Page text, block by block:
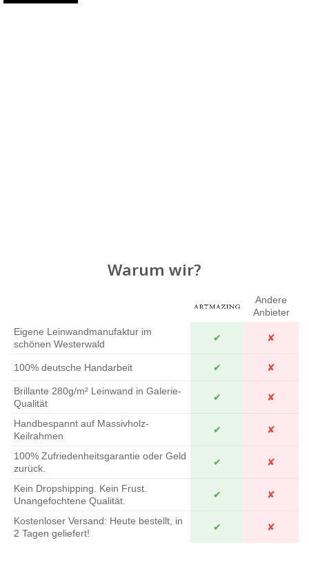
Warum wir?
Andere
Anbieter
Eigene Leinwandmanufaktur im
schönen Westerwald
✔ ✘
100% deutsche Handarbeit ✔ ✘
Brillante 280g/m² Leinwand in Galerie-
Qualität
✔ ✘
Handbespannt auf Massivholz-
Keilrahmen
✔ ✘
100% Zufriedenheitsgarantie oder Geld
zurück.
✔ ✘
Kein Dropshipping. Kein Frust.
Unangefochtene Qualität.
✔ ✘
Kostenloser Versand: Heute bestellt, in
2 Tagen geliefert!
✔ ✘